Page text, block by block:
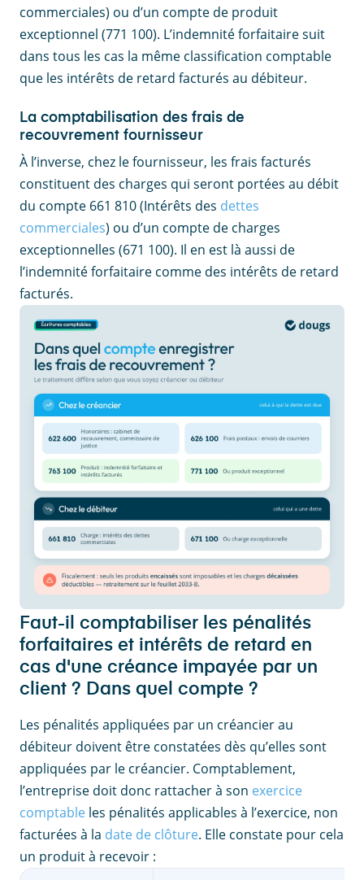
commerciales) ou d’un compte de produit
exceptionnel (771 100). L’indemnité forfaitaire suit
dans tous les cas la même classification comptable
que les intérêts de retard facturés au débiteur.
La comptabilisation des frais de
recouvrement fournisseur
À l’inverse, chez le fournisseur, les frais facturés
constituent des charges qui seront portées au débit
du compte 661 810 (Intérêts des dettes
commerciales) ou d’un compte de charges
exceptionnelles (671 100). Il en est là aussi de
l’indemnité forfaitaire comme des intérêts de retard
facturés.
Faut-il comptabiliser les pénalités
forfaitaires et intérêts de retard en
cas d'une créance impayée par un
client ? Dans quel compte ?
Les pénalités appliquées par un créancier au
débiteur doivent être constatées dès qu’elles sont
appliquées par le créancier. Comptablement,
l’entreprise doit donc rattacher à son exercice
comptable les pénalités applicables à l’exercice, non
facturées à la date de clôture. Elle constate pour cela
un produit à recevoir :